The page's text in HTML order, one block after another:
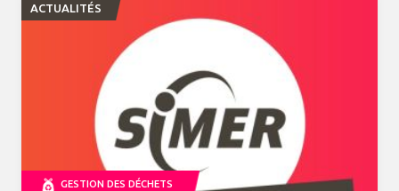
ACTUALITÉS
GESTION DES DÉCHETS